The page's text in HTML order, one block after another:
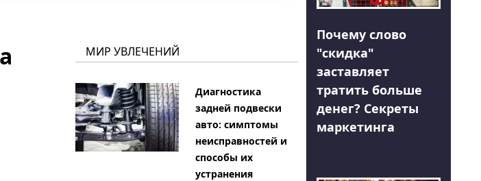
МИР УВЛЕЧЕНИЙ
Диагностика
задней подвески
авто: симптомы
неисправностей и
способы их
устранения
Почему слово
"скидка"
заставляет
тратить больше
денег? Секреты
маркетинга